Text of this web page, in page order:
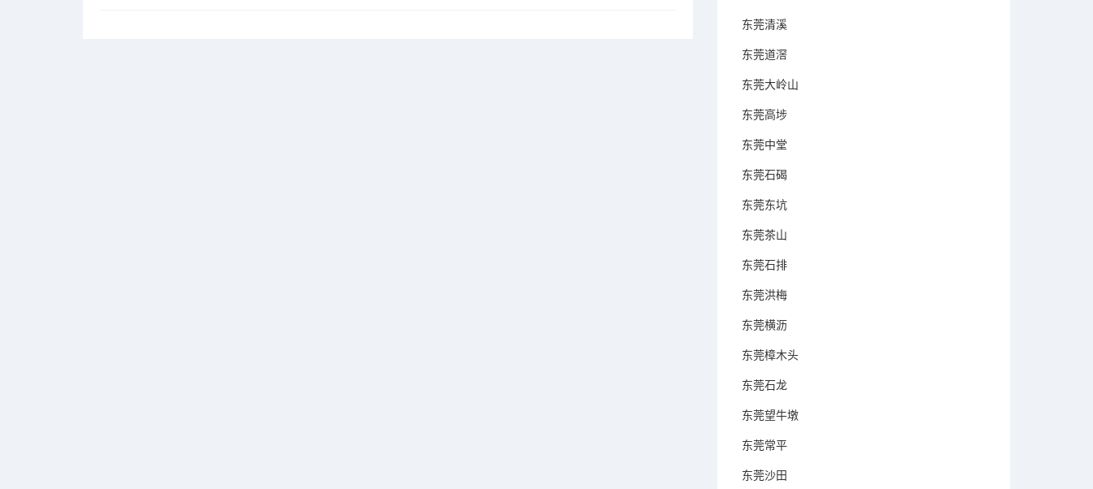
东莞清溪
东莞道滘
东莞大岭山
东莞高埗
东莞中堂
东莞石碣
东莞东坑
东莞茶山
东莞石排
东莞洪梅
东莞横沥
东莞樟木头
东莞石龙
东莞望牛墩
东莞常平
东莞沙田